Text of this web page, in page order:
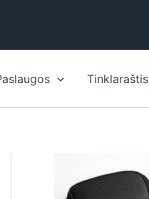
Tinklaraštis